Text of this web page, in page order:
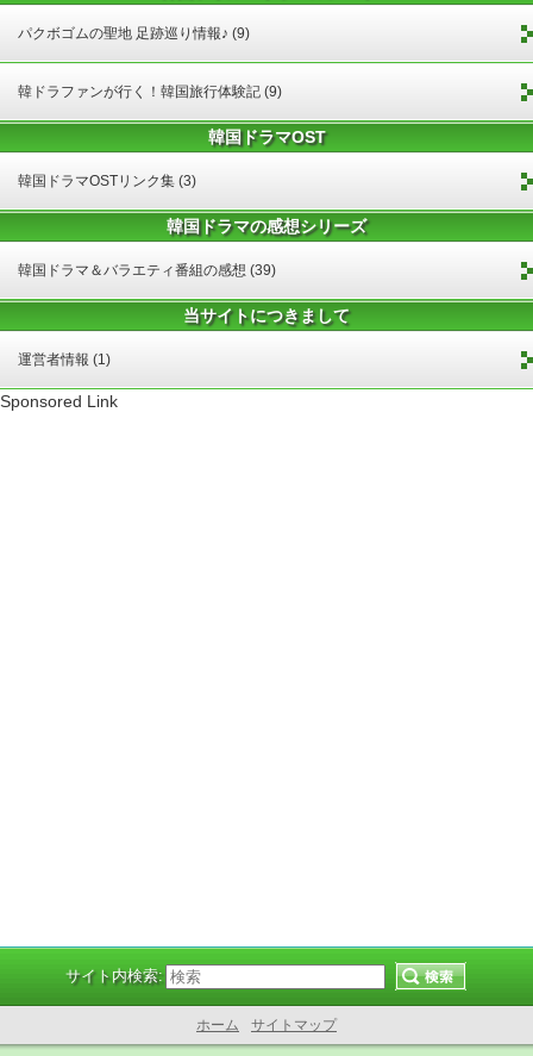
パクボゴムの聖地 足跡巡り情報♪ (9)
韓ドラファンが行く！韓国旅行体験記 (9)
韓国ドラマOST
韓国ドラマOSTリンク集 (3)
韓国ドラマの感想シリーズ
韓国ドラマ＆バラエティ番組の感想 (39)
当サイトにつきまして
運営者情報 (1)
Sponsored Link
サイト内検索:
ホーム サイトマップ